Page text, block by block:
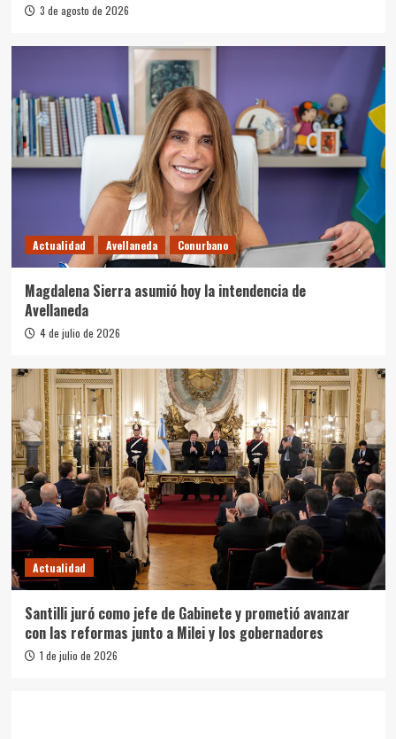
3 de agosto de 2026
Actualidad Avellaneda Conurbano
Magdalena Sierra asumió hoy la intendencia de
Avellaneda
4 de julio de 2026
Actualidad
Santilli juró como jefe de Gabinete y prometió avanzar
con las reformas junto a Milei y los gobernadores
1 de julio de 2026